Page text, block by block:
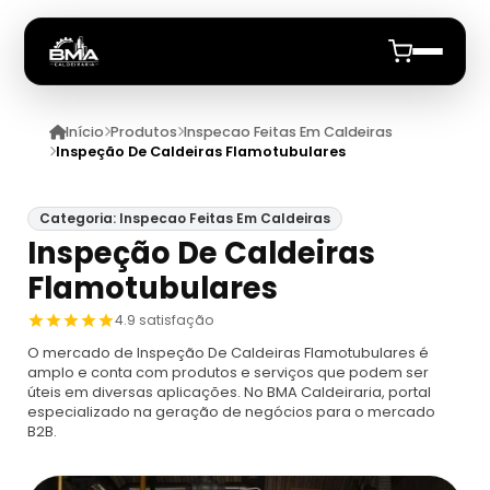
Início
Produtos
Caldeiras
Automação De Caldeiras
Caldeira De Recuperação
Caldeira De Recuperação Celulose
Inspecao Feitas Em Caldeiras
Cotação Inspeção De Caldeiras
Cotar Inspeção De Caldeiras
Montagem De Caldeira
Empresa De Montagem De Caldeiras A Gás
Caldeiras A Vapor
Anuncie
Início Produtos Inspecao Feitas Em Caldeiras
Inspeção De Caldeiras Flamotubulares
Categoria: Inspecao Feitas Em Caldeiras
Inspeção De Caldeiras
Flamotubulares
4.9 satisfação
O mercado de Inspeção De Caldeiras Flamotubulares é
amplo e conta com produtos e serviços que podem ser
úteis em diversas aplicações. No BMA Caldeiraria, portal
especializado na geração de negócios para o mercado
B2B.